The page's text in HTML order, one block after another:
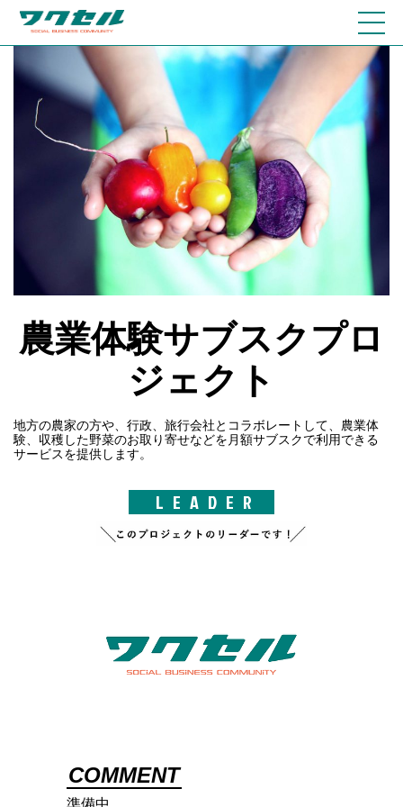
農業体験サブスクプロ
ジェクト
地方の農家の方や、行政、旅行会社とコラボレートして、農業体
験、収穫した野菜のお取り寄せなどを月額サブスクで利用できる
サービスを提供します。
LEADER
COMMENT